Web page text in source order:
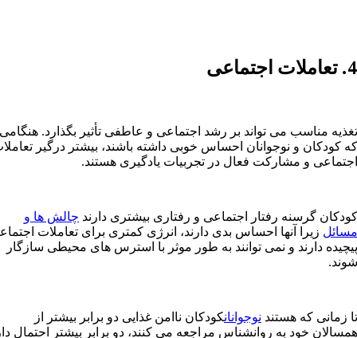
4. تعاملات اجتماعی
تغذیه مناسب می تواند بر رشد اجتماعی و عاطفی تأثیر بگذارد.
که کودکان و نوجوانان احساس خوبی داشته باشند، بیشتر درگیر
اجتماعی و مشارکت فعال در تجربیات یادگیری هستند.
کودکان گرسنه رفتار اجتماعی و رفتاری بیشتری دارند چالش ها و
مسائل زیرا آنها احساس بدی دارند، انرژی کمتری برای تعاملات
پیچیده دارند و نمی توانند به طور موثر با استرس های محیطی سازگار
شوند.
تا زمانی که هستند نوجوانانکودکان ناامن غذایی دو برابر بیشتر از
همسالان خود به روانشناس مراجعه می کنند، دو برابر بیشتر احتمال